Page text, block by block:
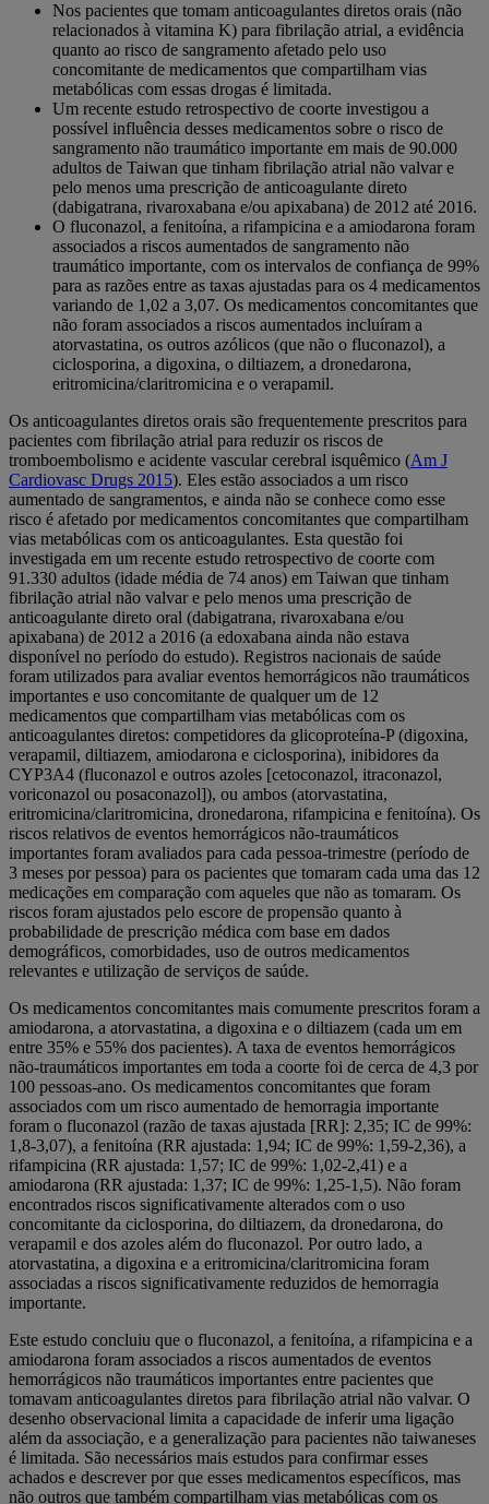
Nos pacientes que tomam anticoagulantes diretos orais (não
relacionados à vitamina K) para fibrilação atrial, a evidência
quanto ao risco de sangramento afetado pelo uso
concomitante de medicamentos que compartilham vias
metabólicas com essas drogas é limitada.
Um recente estudo retrospectivo de coorte investigou a
possível influência desses medicamentos sobre o risco de
sangramento não traumático importante em mais de 90.000
adultos de Taiwan que tinham fibrilação atrial não valvar e
pelo menos uma prescrição de anticoagulante direto
(dabigatrana, rivaroxabana e/ou apixabana) de 2012 até 2016.
O fluconazol, a fenitoína, a rifampicina e a amiodarona foram
associados a riscos aumentados de sangramento não
traumático importante, com os intervalos de confiança de 99%
para as razões entre as taxas ajustadas para os 4 medicamentos
variando de 1,02 a 3,07. Os medicamentos concomitantes que
não foram associados a riscos aumentados incluíram a
atorvastatina, os outros azólicos (que não o fluconazol), a
ciclosporina, a digoxina, o diltiazem, a dronedarona,
eritromicina/claritromicina e o verapamil.
Os anticoagulantes diretos orais são frequentemente prescritos para
pacientes com fibrilação atrial para reduzir os riscos de
tromboembolismo e acidente vascular cerebral isquêmico (Am J
Cardiovasc Drugs 2015). Eles estão associados a um risco
aumentado de sangramentos, e ainda não se conhece como esse
risco é afetado por medicamentos concomitantes que compartilham
vias metabólicas com os anticoagulantes. Esta questão foi
investigada em um recente estudo retrospectivo de coorte com
91.330 adultos (idade média de 74 anos) em Taiwan que tinham
fibrilação atrial não valvar e pelo menos uma prescrição de
anticoagulante direto oral (dabigatrana, rivaroxabana e/ou
apixabana) de 2012 a 2016 (a edoxabana ainda não estava
disponível no período do estudo). Registros nacionais de saúde
foram utilizados para avaliar eventos hemorrágicos não traumáticos
importantes e uso concomitante de qualquer um de 12
medicamentos que compartilham vias metabólicas com os
anticoagulantes diretos: competidores da glicoproteína-P (digoxina,
verapamil, diltiazem, amiodarona e ciclosporina), inibidores da
CYP3A4 (fluconazol e outros azoles [cetoconazol, itraconazol,
voriconazol ou posaconazol]), ou ambos (atorvastatina,
eritromicina/claritromicina, dronedarona, rifampicina e fenitoína). Os
riscos relativos de eventos hemorrágicos não-traumáticos
importantes foram avaliados para cada pessoa-trimestre (período de
3 meses por pessoa) para os pacientes que tomaram cada uma das 12
medicações em comparação com aqueles que não as tomaram. Os
riscos foram ajustados pelo escore de propensão quanto à
probabilidade de prescrição médica com base em dados
demográficos, comorbidades, uso de outros medicamentos
relevantes e utilização de serviços de saúde.
Os medicamentos concomitantes mais comumente prescritos foram a
amiodarona, a atorvastatina, a digoxina e o diltiazem (cada um em
entre 35% e 55% dos pacientes). A taxa de eventos hemorrágicos
não-traumáticos importantes em toda a coorte foi de cerca de 4,3 por
100 pessoas-ano. Os medicamentos concomitantes que foram
associados com um risco aumentado de hemorragia importante
foram o fluconazol (razão de taxas ajustada [RR]: 2,35; IC de 99%:
1,8-3,07), a fenitoína (RR ajustada: 1,94; IC de 99%: 1,59-2,36), a
rifampicina (RR ajustada: 1,57; IC de 99%: 1,02-2,41) e a
amiodarona (RR ajustada: 1,37; IC de 99%: 1,25-1,5). Não foram
encontrados riscos significativamente alterados com o uso
concomitante da ciclosporina, do diltiazem, da dronedarona, do
verapamil e dos azoles além do fluconazol. Por outro lado, a
atorvastatina, a digoxina e a eritromicina/claritromicina foram
associadas a riscos significativamente reduzidos de hemorragia
importante.
Este estudo concluiu que o fluconazol, a fenitoína, a rifampicina e a
amiodarona foram associados a riscos aumentados de eventos
hemorrágicos não traumáticos importantes entre pacientes que
tomavam anticoagulantes diretos para fibrilação atrial não valvar. O
desenho observacional limita a capacidade de inferir uma ligação
além da associação, e a generalização para pacientes não taiwaneses
é limitada. São necessários mais estudos para confirmar esses
achados e descrever por que esses medicamentos específicos, mas
não outros que também compartilham vias metabólicas com os